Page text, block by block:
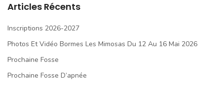
Articles Récents
Inscriptions 2026-2027
Photos Et Vidéo Bormes Les Mimosas Du 12 Au 16 Mai 2026
Prochaine Fosse
Prochaine Fosse D’apnée